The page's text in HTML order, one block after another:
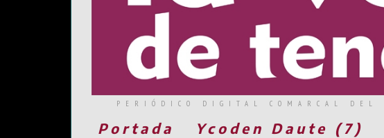
PERIÓDICO DIGITAL COMARCAL
Portada Ycoden Daute (7)